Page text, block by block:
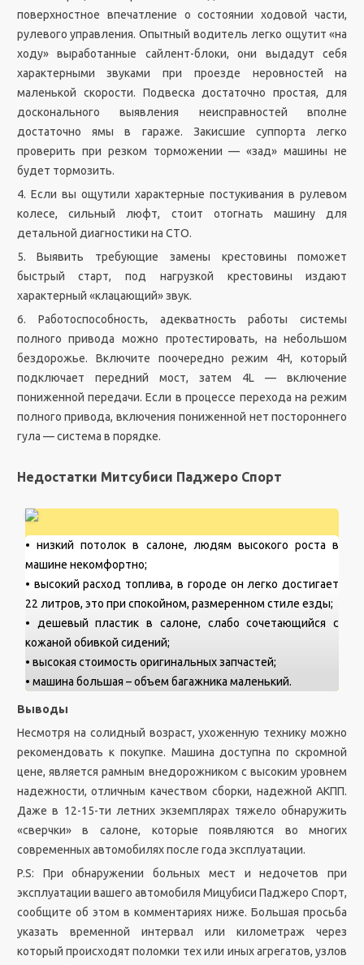
поверхностное впечатление о состоянии ходовой части,
рулевого управления. Опытный водитель легко ощутит «на
ходу» выработанные сайлент-блоки, они выдадут себя
характерными звуками при проезде неровностей на
маленькой скорости. Подвеска достаточно простая, для
досконального выявления неисправностей вполне
достаточно ямы в гараже. Закисшие суппорта легко
проверить при резком торможении — «зад» машины не
будет тормозить.
4. Если вы ощутили характерные постукивания в рулевом
колесе, сильный люфт, стоит отогнать машину для
детальной диагностики на СТО.
5. Выявить требующие замены крестовины поможет
быстрый старт, под нагрузкой крестовины издают
характерный «клацающий» звук.
6. Работоспособность, адекватность работы системы
полного привода можно протестировать, на небольшом
бездорожье. Включите поочередно режим 4H, который
подключает передний мост, затем 4L — включение
пониженной передачи. Если в процессе перехода на режим
полного привода, включения пониженной нет постороннего
гула — система в порядке.
Недостатки Митсубиси Паджеро Спорт
• низкий потолок в салоне, людям высокого роста в
машине некомфортно;
• высокий расход топлива, в городе он легко достигает
22 литров, это при спокойном, размеренном стиле езды;
• дешевый пластик в салоне, слабо сочетающийся с
кожаной обивкой сидений;
• высокая стоимость оригинальных запчастей;
• машина большая – объем багажника маленький.
Выводы
Несмотря на солидный возраст, ухоженную технику можно
рекомендовать к покупке. Машина доступна по скромной
цене, является рамным внедорожником с высоким уровнем
надежности, отличным качеством сборки, надежной АКПП.
Даже в 12-15-ти летних экземплярах тяжело обнаружить
«сверчки» в салоне, которые появляются во многих
современных автомобилях после года эксплуатации.
P.S: При обнаружении больных мест и недочетов при
эксплуатации вашего автомобиля Мицубиси Паджеро Спорт,
сообщите об этом в комментариях ниже. Большая просьба
указать временной интервал или километраж через
который происходят поломки тех или иных агрегатов, узлов